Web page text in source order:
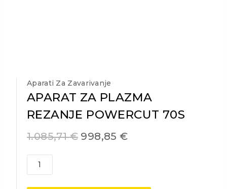
Aparati Za Zavarivanje
APARAT ZA PLAZMA
REZANJE POWERCUT 70S
1.085,71€ 998,85 €
APARAT